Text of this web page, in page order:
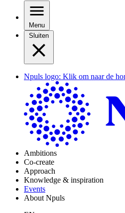
Menu
Sluiten
Npuls logo: Klik om naar de
Ambitions
Co-create
Approach
Knowledge & inspiration
Events
About Npuls